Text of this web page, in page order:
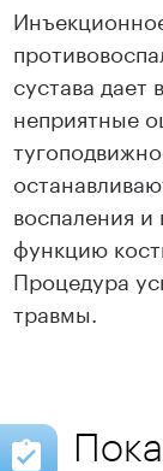
сустава
неприятные
воспаления и
функцию
Процедура
травмы.